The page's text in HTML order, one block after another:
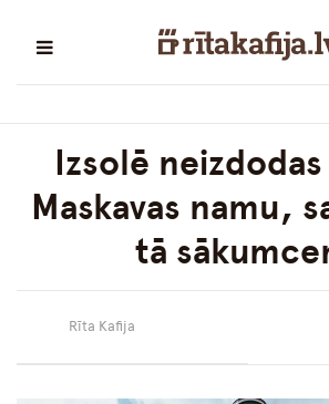
Izsolē
Maskavas namu,
tā
Rīta Kafija